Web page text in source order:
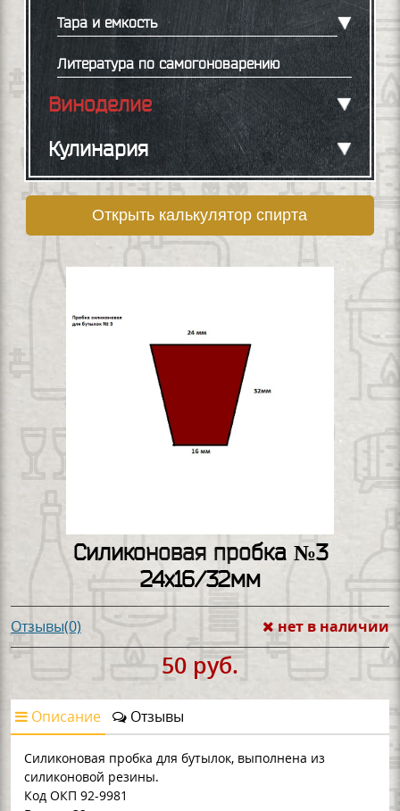
Тара и емкость
Литература по самогоноварению
Виноделие
Кулинария
Открыть калькулятор спирта
Силиконовая пробка №3
24х16/32мм
Отзывы(0) нет в наличии
50 руб.
Описание Отзывы
Силиконовая пробка для бутылок, выполнена из
силиконовой резины.
Код ОКП 92-9981